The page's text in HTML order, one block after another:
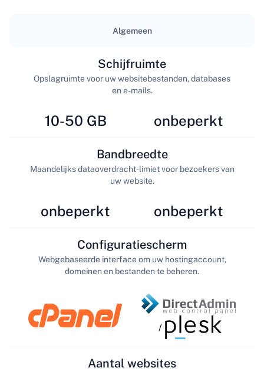
Algemeen
10-50 GB
Schijfruimte
Opslagruimte voor uw websitebestanden, databases
en e-mails.
onbeperkt
onbeperkt
Bandbreedte
Maandelijks dataoverdracht-limiet voor bezoekers van
uw website.
onbeperkt
Configuratiescherm
Webgebaseerde interface om uw hostingaccount,
domeinen en bestanden te beheren.
/
Aantal websites